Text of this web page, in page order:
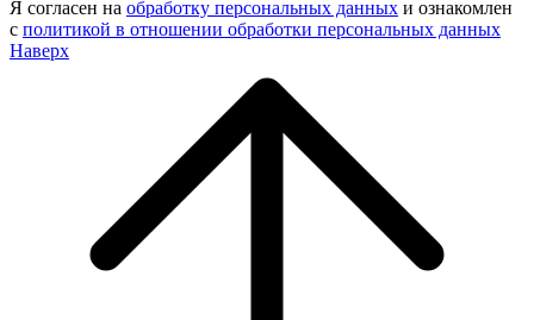
Я согласен на обработку персональных данных и ознакомлен
с политикой в отношении обработки персональных данных
Наверх